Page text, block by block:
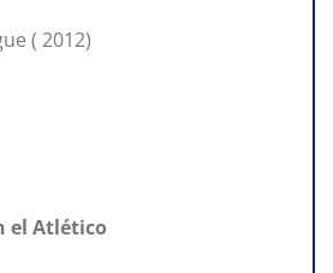
( 2012)
el Atlético